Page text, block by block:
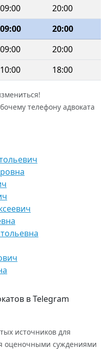
09:00
20:00
09:00
20:00
09:00
20:00
10:00 18:00
телефону адвоката
в Telegram
источников для
оценочными суждениями